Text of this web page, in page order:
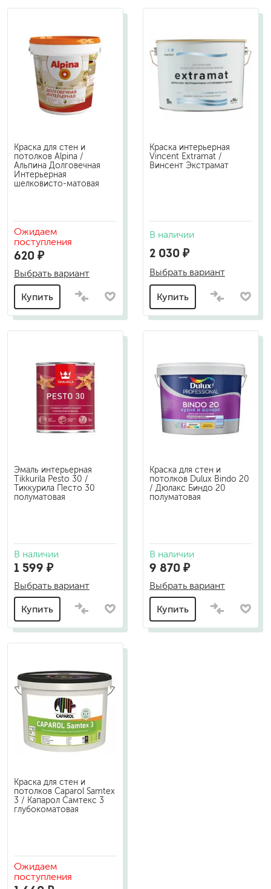
Краска для стен и
потолков Alpina /
Альпина Долговечная
Интерьерная
шелковисто-матовая
Ожидаем
поступления
620 ₽
Выбрать вариант
Купить
Краска интерьерная
Vincent Extramat /
Винсент Экстрамат
В наличии
2 030 ₽
Выбрать вариант
Купить
Эмаль интерьерная
Tikkurila Pesto 30 /
Тиккурила Песто 30
полуматовая
В наличии
1 599 ₽
Выбрать вариант
Купить
Краска для стен и
потолков Dulux Bindo 20
/ Дюлакс Биндо 20
полуматовая
В наличии
9 870 ₽
Выбрать вариант
Купить
Краска для стен и
потолков Caparol Samtex
3 / Капарол Самтекс 3
глубокоматовая
Ожидаем
поступления